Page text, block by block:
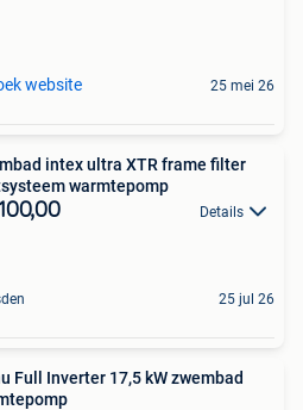
website 25 mei 26
intex ultra XTR frame filter
warmtepomp
Details
25 jul 26
Full Inverter 17,5 kW zwembad